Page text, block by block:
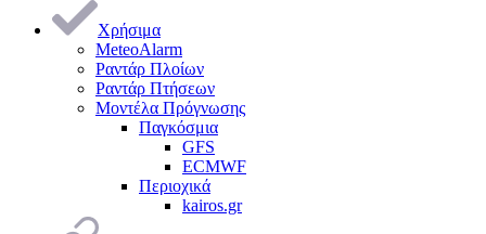
Χρήσιμα
MeteoAlarm
Ραντάρ Πλοίων
Ραντάρ Πτήσεων
Μοντέλα Πρόγνωσης
Παγκόσμια
GFS
ECMWF
Περιοχικά
kairos.gr